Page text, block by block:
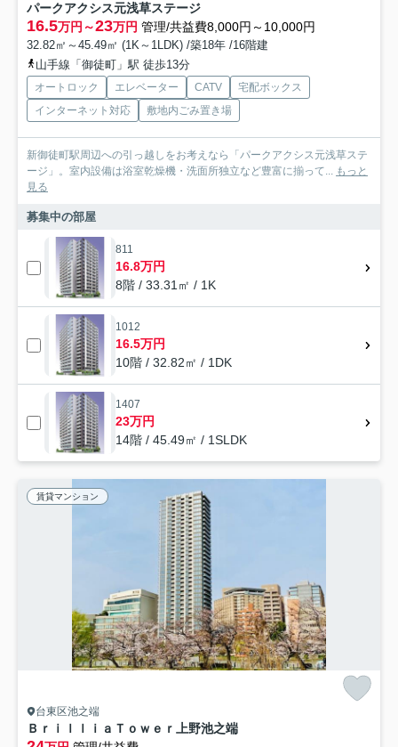
パークアクシス元浅草ステージ
16.5万円～23万円 管理/共益費8,000円～10,000円
32.82㎡～45.49㎡ (1K～1LDK) /築18年 /16階建
山手線「御徒町」駅 徒歩13分
オートロック エレベーター CATV
宅配ボックス
インターネット対応
敷地内ごみ置き場
新御徒町駅周辺への引っ越しをお考えなら「パークアクシス元浅草ステ
ージ」。室内設備は浴室乾燥機・洗面所独立など豊富に揃って... もっと
見る
募集中の部屋
811
16.8万円
8階 / 33.31㎡ / 1K
1012
16.5万円
10階 / 32.82㎡ / 1DK
1407
23万円
14階 / 45.49㎡ / 1SLDK
賃貸マンション
台東区池之端
ＢｒｉｌｌｉａＴｏｗｅｒ上野池之端